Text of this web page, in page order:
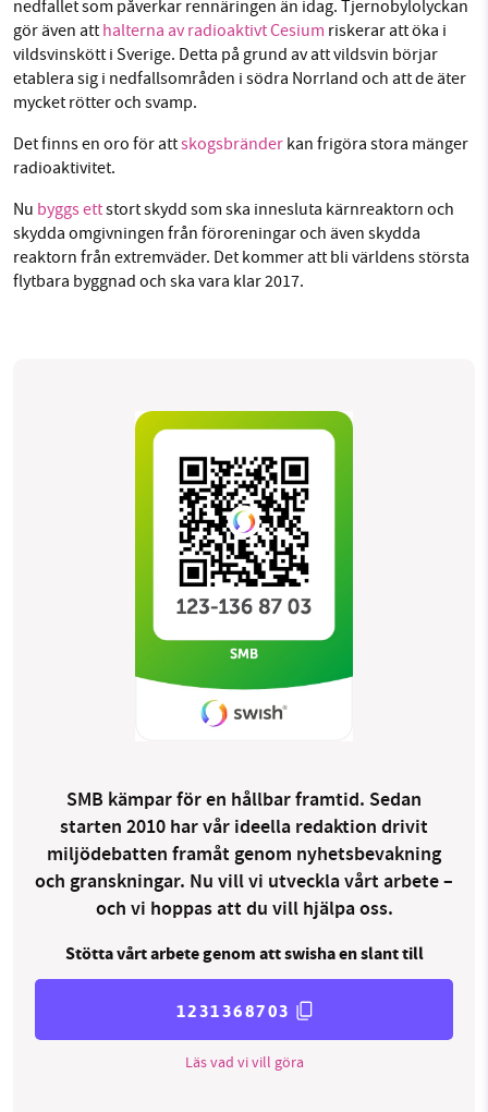
nedfallet som påverkar rennäringen än idag. Tjernobylolyckan
gör även att halterna av radioaktivt Cesium riskerar att öka i
vildsvinskött i Sverige. Detta på grund av att vildsvin börjar
etablera sig i nedfallsområden i södra Norrland och att de äter
mycket rötter och svamp.
Det finns en oro för attskogsbränder kan frigöra stora mänger
radioaktivitet.
Nu byggs ettstort skydd som ska innesluta kärnreaktorn och
skydda omgivningen från föroreningar och även skydda
reaktorn från extremväder. Det kommer att bli världens största
flytbara byggnad och ska vara klar 2017.
SMB kämpar för en hållbar framtid. Sedan
starten 2010 har vår ideella redaktion drivit
miljödebatten framåt genom nyhetsbevakning
och granskningar. Nu vill vi utveckla vårt arbete –
och vi hoppas att du vill hjälpa oss.
Stötta vårt arbete genom att swisha en slant till
1231368703
Läs vad vi vill göra